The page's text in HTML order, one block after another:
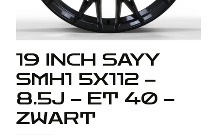
19 INCH SAYY
SMH1 5X112 –
8.5J – ET 40 –
ZWART